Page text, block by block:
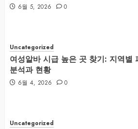
6월 5, 2026 0
Uncategorized
여성알바 시급 높은 곳 찾기: 지역별
분석과 현황
6월 4, 2026 0
Uncategorized